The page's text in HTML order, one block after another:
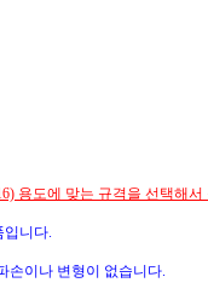
용도에 맞는 규격을 선택해서
니다.
손이나 변형이 없습니다.